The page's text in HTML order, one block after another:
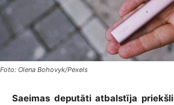
Foto: Olena Bohovyk/Pexels
Saeimas deputāti atbalstīja